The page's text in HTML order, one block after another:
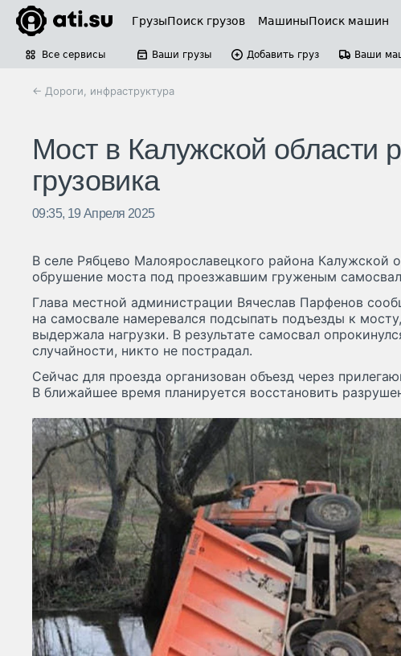
ГрузыПоиск грузов МашиныПоиск машин
Все сервисы Ваши грузы Добавить груз Ваши
← Дороги, инфраструктура
Мост в Калужской области
грузовика
09:35, 19 Апреля 2025
В селе Рябцево Малоярославецкого района Калужской
обрушение моста под проезжавшим груженым
Глава местной администрации Вячеслав Парфенов
на самосвале намеревался подсыпать подъезды к
выдержала нагрузки. В результате самосвал
случайности, никто не пострадал.
Сейчас для проезда организован объезд через
В ближайшее время планируется восстановить